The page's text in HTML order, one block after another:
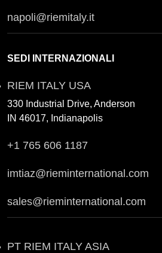
napoli@riemitaly.it
SEDI INTERNAZIONALI
RIEM ITALY USA
330 Industrial Drive, Anderson
IN 46017, Indianapolis
+1 765 606 1187
imtiaz@rieminternational.com
sales@rieminternational.com
PT RIEM ITALY ASIA